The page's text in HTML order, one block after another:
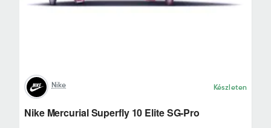
Nike Készleten
Nike Mercurial Superfly 10 Elite SG-Pro